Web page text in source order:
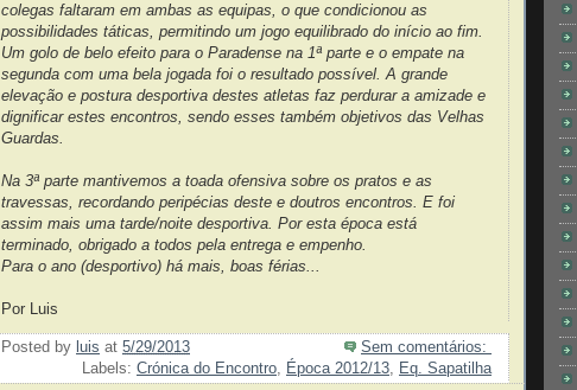
colegas faltaram em ambas as equipas, o que condicionou as
possibilidades táticas, permitindo um jogo equilibrado do início ao fim.
Um golo de belo efeito para o Paradense na 1ª parte e o empate na
segunda com uma bela jogada foi o resultado possível. A grande
elevação e postura desportiva destes atletas faz perdurar a amizade e
dignificar estes encontros, sendo esses também objetivos das Velhas
Guardas.
Na 3ª parte mantivemos a toada ofensiva sobre os pratos e as
travessas, recordando peripécias deste e doutros encontros. E foi
assim mais uma tarde/noite desportiva. Por esta época está
terminado, obrigado a todos pela entrega e empenho.
Para o ano (desportivo) há mais, boas férias...
Por Luis
Posted by luis at 5/29/2013
Sem comentários:
Labels: Crónica do Encontro, Época 2012/13, Eq. Sapatilha